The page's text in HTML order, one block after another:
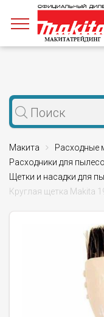
Макита
Расходные
Расходники для
Щетки и насадки для
Круглая щетка Makita